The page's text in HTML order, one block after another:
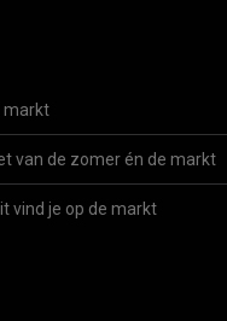
markt
van de zomer én de markt
vind je op de markt